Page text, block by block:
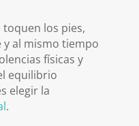
toquen los pies,
al mismo tiempo
físicas y
equilibrio
elegir la
.